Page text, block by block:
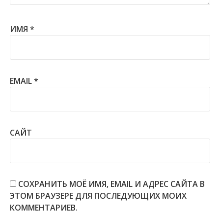
ИМЯ *
EMAIL*
САЙТ
СОХРАНИТЬ МОЁ ИМЯ, EMAIL И АДРЕС САЙТА В
ЭТОМ БРАУЗЕРЕ ДЛЯ ПОСЛЕДУЮЩИХ МОИХ
КОММЕНТАРИЕВ.